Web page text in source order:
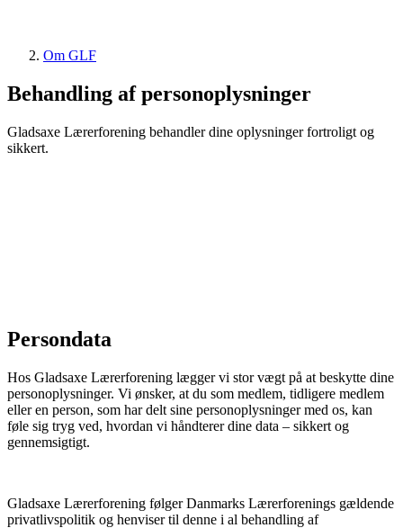
Om GLF
Behandling af personoplysninger
Gladsaxe Lærerforening behandler dine oplysninger fortroligt og
sikkert.
Persondata
Hos Gladsaxe Lærerforening lægger vi stor vægt på at beskytte dine
personoplysninger. Vi ønsker, at du som medlem, tidligere medlem
eller en person, som har delt sine personoplysninger med os, kan
føle sig tryg ved, hvordan vi håndterer dine data – sikkert og
gennemsigtigt.
Gladsaxe Lærerforening følger Danmarks Lærerforenings gældende
privatlivspolitik og henviser til denne i al behandling af